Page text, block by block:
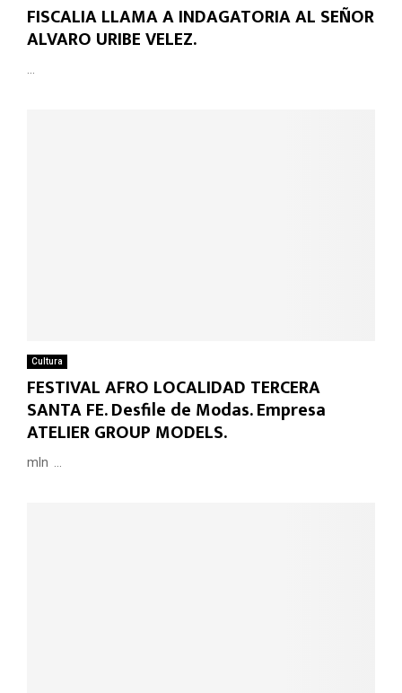
FISCALIA LLAMA A INDAGATORIA AL SEÑOR
ALVARO URIBE VELEZ.
Cultura
FESTIVAL AFRO LOCALIDAD TERCERA
SANTA FE. Desfile de Modas. Empresa
ATELIER GROUP MODELS.
mln ...